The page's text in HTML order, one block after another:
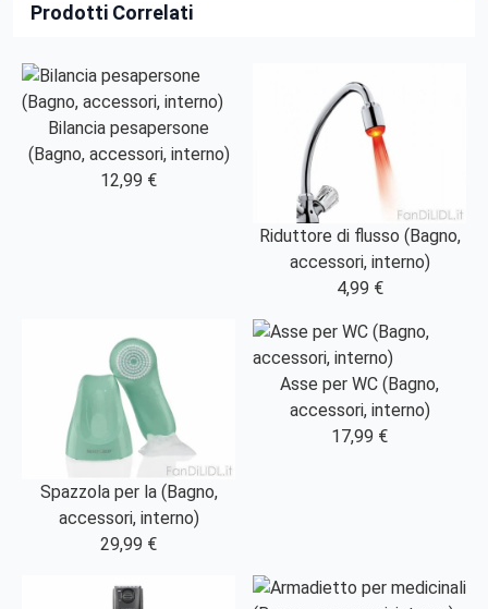
Prodotti Correlati
Bilancia pesapersone
(Bagno, accessori, interno)
12,99 €
Riduttore di flusso (Bagno,
accessori, interno)
4,99 €
Spazzola per la (Bagno,
accessori, interno)
29,99 €
Asse per WC (Bagno,
accessori, interno)
17,99 €